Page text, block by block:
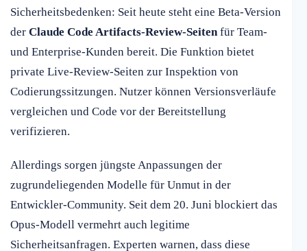
Sicherheitsbedenken: Seit heute steht eine Beta-Version
der Claude Code Artifacts-Review-Seitenfür Team-
und Enterprise-Kunden bereit. Die Funktion bietet
private Live-Review-Seiten zur Inspektion von
Codierungssitzungen. Nutzer können Versionsverläufe
vergleichen und Code vor der Bereitstellung
verifizieren.
Allerdings sorgen jüngste Anpassungen der
zugrundeliegenden Modelle für Unmut in der
Entwickler-Community. Seit dem 20. Juni blockiert das
Opus-Modell vermehrt auch legitime
Sicherheitsanfragen. Experten warnen, dass diese